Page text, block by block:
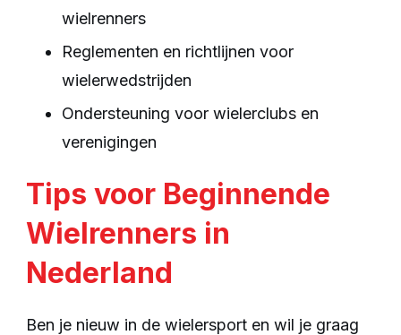
wielrenners
Reglementen en richtlijnen voor
wielerwedstrijden
Ondersteuning voor wielerclubs en
verenigingen
Tips voor Beginnende
Wielrenners in
Nederland
Ben je nieuw in de wielersport en wil je graag